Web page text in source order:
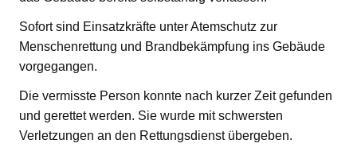
Sofort sind Einsatzkräfte unter Atemschutz zur
Menschenrettung und Brandbekämpfung ins Gebäude
vorgegangen.
Die vermisste Person konnte nach kurzer Zeit gefunden
und gerettet werden. Sie wurde mit schwersten
Verletzungen an den Rettungsdienst übergeben.